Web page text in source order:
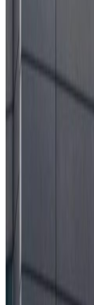
मानसिक
२०२६ अप्रिल ३
आजबाट
आज